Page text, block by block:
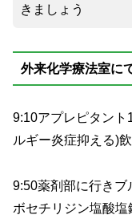
きましょう
外来化学療法室に
9:10アプレピタント
ルギー炎症抑える)飲
9:50薬剤部に行きブ
ボセチリジン塩酸